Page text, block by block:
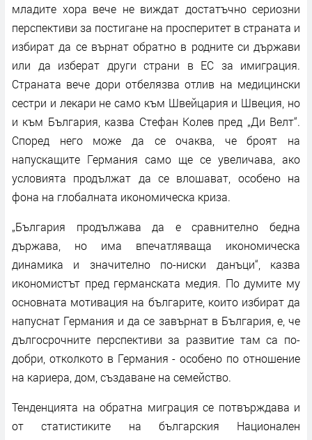
младите хора вече не виждат достатъчно сериозни
перспективи за постигане на просперитет в страната и
избират да се върнат обратно в родните си държави
или да изберат други страни в ЕС за имиграция.
Страната вече дори отбелязва отлив на медицински
сестри и лекари не само към Швейцария и Швеция, но
и към България, казва Стефан Колев пред „Ди Велт“.
Според него може да се очаква, че броят на
напускащите Германия само ще се увеличава, ако
условията продължат да се влошават, особено на
фона на глобалната икономическа криза.
„България продължава да е сравнително бедна
държава, но има впечатляваща икономическа
динамика и значително по-ниски данъци“, казва
икономистът пред германската медия. По думите му
основната мотивация на българите, които избират да
напуснат Германия и да се завърнат в България, е, че
дългосрочните перспективи за развитие там са по-
добри, отколкото в Германия - особено по отношение
на кариера, дом, създаване на семейство.
Тенденцията на обратна миграция се потвърждава и
от статистиките на българския Национален